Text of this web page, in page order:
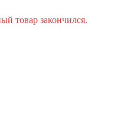
товар закончился.